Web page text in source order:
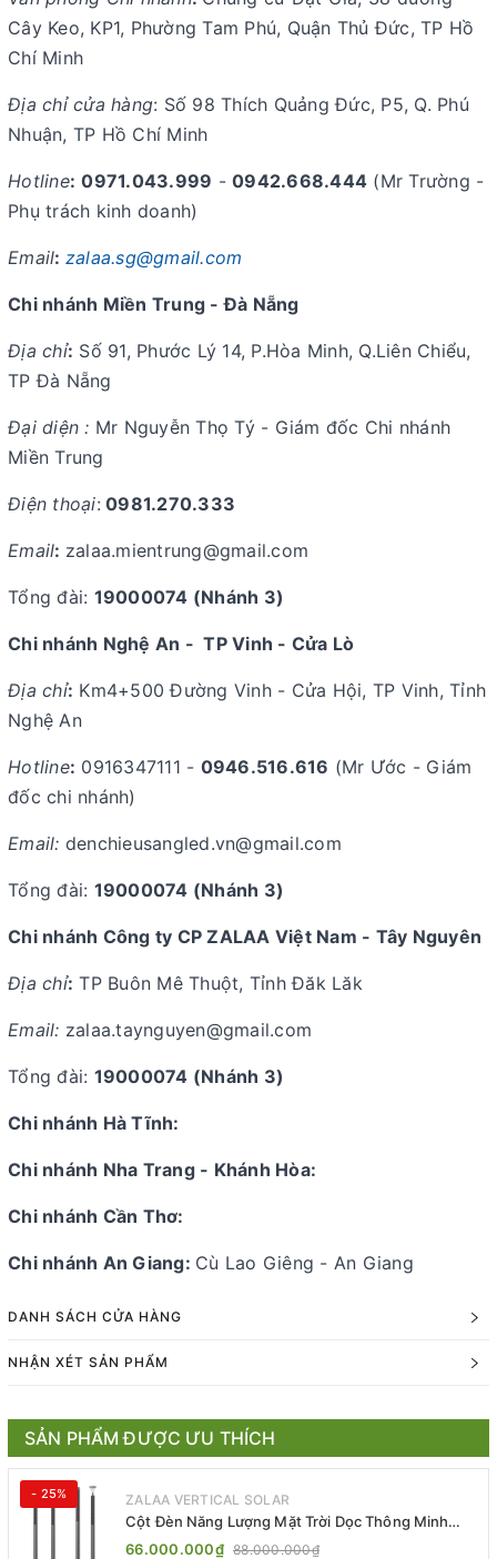
Cây Keo, KP1, Phường Tam Phú, Quận Thủ Đức, TP Hồ
Chí Minh
Địa chỉ cửa hàng: Số 98 Thích Quảng Đức, P5, Q. Phú
Nhuận, TP Hồ Chí Minh
Hotline: 0971.043.999 - 0942.668.444 (Mr Trường -
Phụ trách kinh doanh)
Email: zalaa.sg@gmail.com
Chi nhánh Miền Trung - Đà Nẵng
Địa chỉ: Số 91, Phước Lý 14, P.Hòa Minh, Q.Liên Chiểu,
TP Đà Nẵng
Đại diện : Mr Nguyễn Thọ Tý - Giám đốc Chi nhánh
Miền Trung
Điện thoại: 0981.270.333
Email: zalaa.mientrung@gmail.com
Tổng đài: 19000074 (Nhánh 3)
Chi nhánh Nghệ An - TP Vinh - Cửa Lò
Địa chỉ: Km4+500 Đường Vinh - Cửa Hội, TP Vinh, Tỉnh
Nghệ An
Hotline: 0916347111 - 0946.516.616 (Mr Ước - Giám
đốc chi nhánh)
Email: denchieusangled.vn@gmail.com
Tổng đài: 19000074 (Nhánh 3)
Chi nhánh Công ty CP ZALAA Việt Nam - Tây Nguyên
Địa chỉ: TP Buôn Mê Thuột, Tỉnh Đăk Lăk
Email: zalaa.taynguyen@gmail.com
Tổng đài: 19000074 (Nhánh 3)
Chi nhánh Hà Tĩnh:
Chi nhánh Nha Trang - Khánh Hòa:
Chi nhánh Cần Thơ:
Chi nhánh An Giang: Cù Lao Giêng - An Giang
DANH SÁCH CỬA HÀNG
NHẬN XÉT SẢN PHẨM
SẢN PHẨM ĐƯỢC ƯU THÍCH
- 25% ZALAA VERTICAL SOLAR
Cột Đèn Năng Lượng Mặt Trời Dọc Thông Minh
ZSR-YYDS-360 | ZALAA Jsc
66.000.000₫ 88.000.000₫